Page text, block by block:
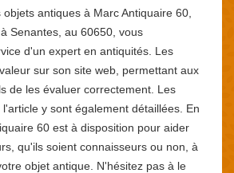
antiques à Marc Antiquaire 60,
Senantes, au 60650, vous
d'un expert en antiquités. Les
sur son site web, permettant aux
de les évaluer correctement. Les
y sont également détaillées. En
60 est à disposition pour aider
qu'ils soient connaisseurs ou non, à
objet antique. N'hésitez pas à le